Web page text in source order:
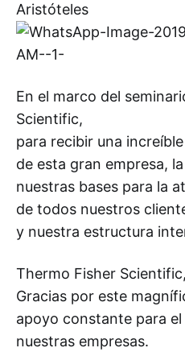
Aristóteles
En el marco del
Scientific,
para recibir una
de esta gran empresa,
nuestras bases para la
de todos nuestros
y nuestra estructura
Thermo Fisher Scientific,
Gracias por este
apoyo constante para
nuestras empresas.